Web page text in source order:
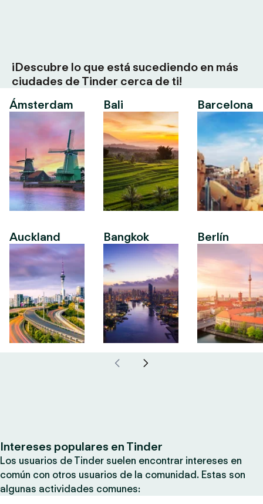
¡Descubre lo que está sucediendo en más
ciudades de Tinder cerca de ti!
Ámsterdam
Auckland
Bali
Bangkok
Barcelona
Berlín
Intereses populares en Tinder
Los usuarios de Tinder suelen encontrar intereses en
común con otros usuarios de la comunidad. Estas son
algunas actividades comunes: